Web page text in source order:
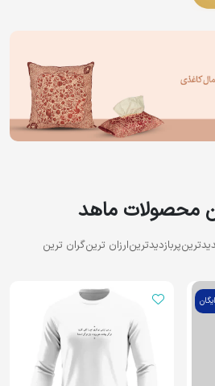
محصولات ماهد
پربازدیدترینارزان ترینگران ترین